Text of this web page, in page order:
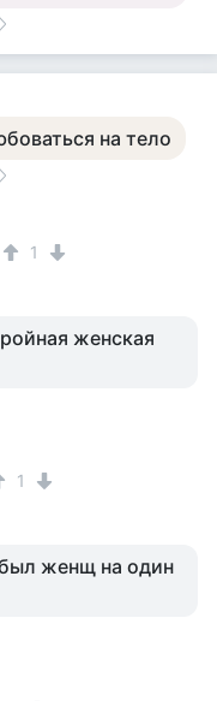
на тело
1
женская
1
женщ на один